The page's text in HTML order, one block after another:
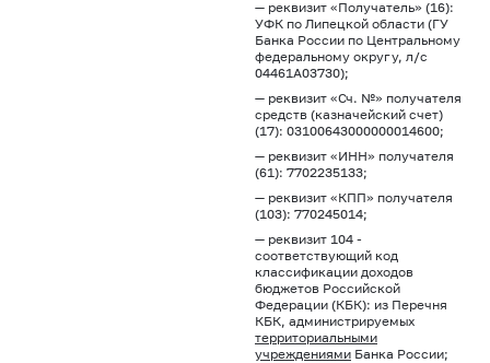
— реквизит «Получатель» (16):
УФК по Липецкой области (ГУ
Банка России по Центральному
федеральному округу, л/с
04461А03730);
— реквизит «Сч. №» получателя
средств (казначейский счет)
(17): 03100643000000014600;
— реквизит «ИНН» получателя
(61): 7702235133;
— реквизит «КПП» получателя
(103): 770245014;
— реквизит 104 -
соответствующий код
классификации доходов
бюджетов Российской
Федерации (КБК): из Перечня
КБК, администрируемых
территориальными
учреждениями Банка России;